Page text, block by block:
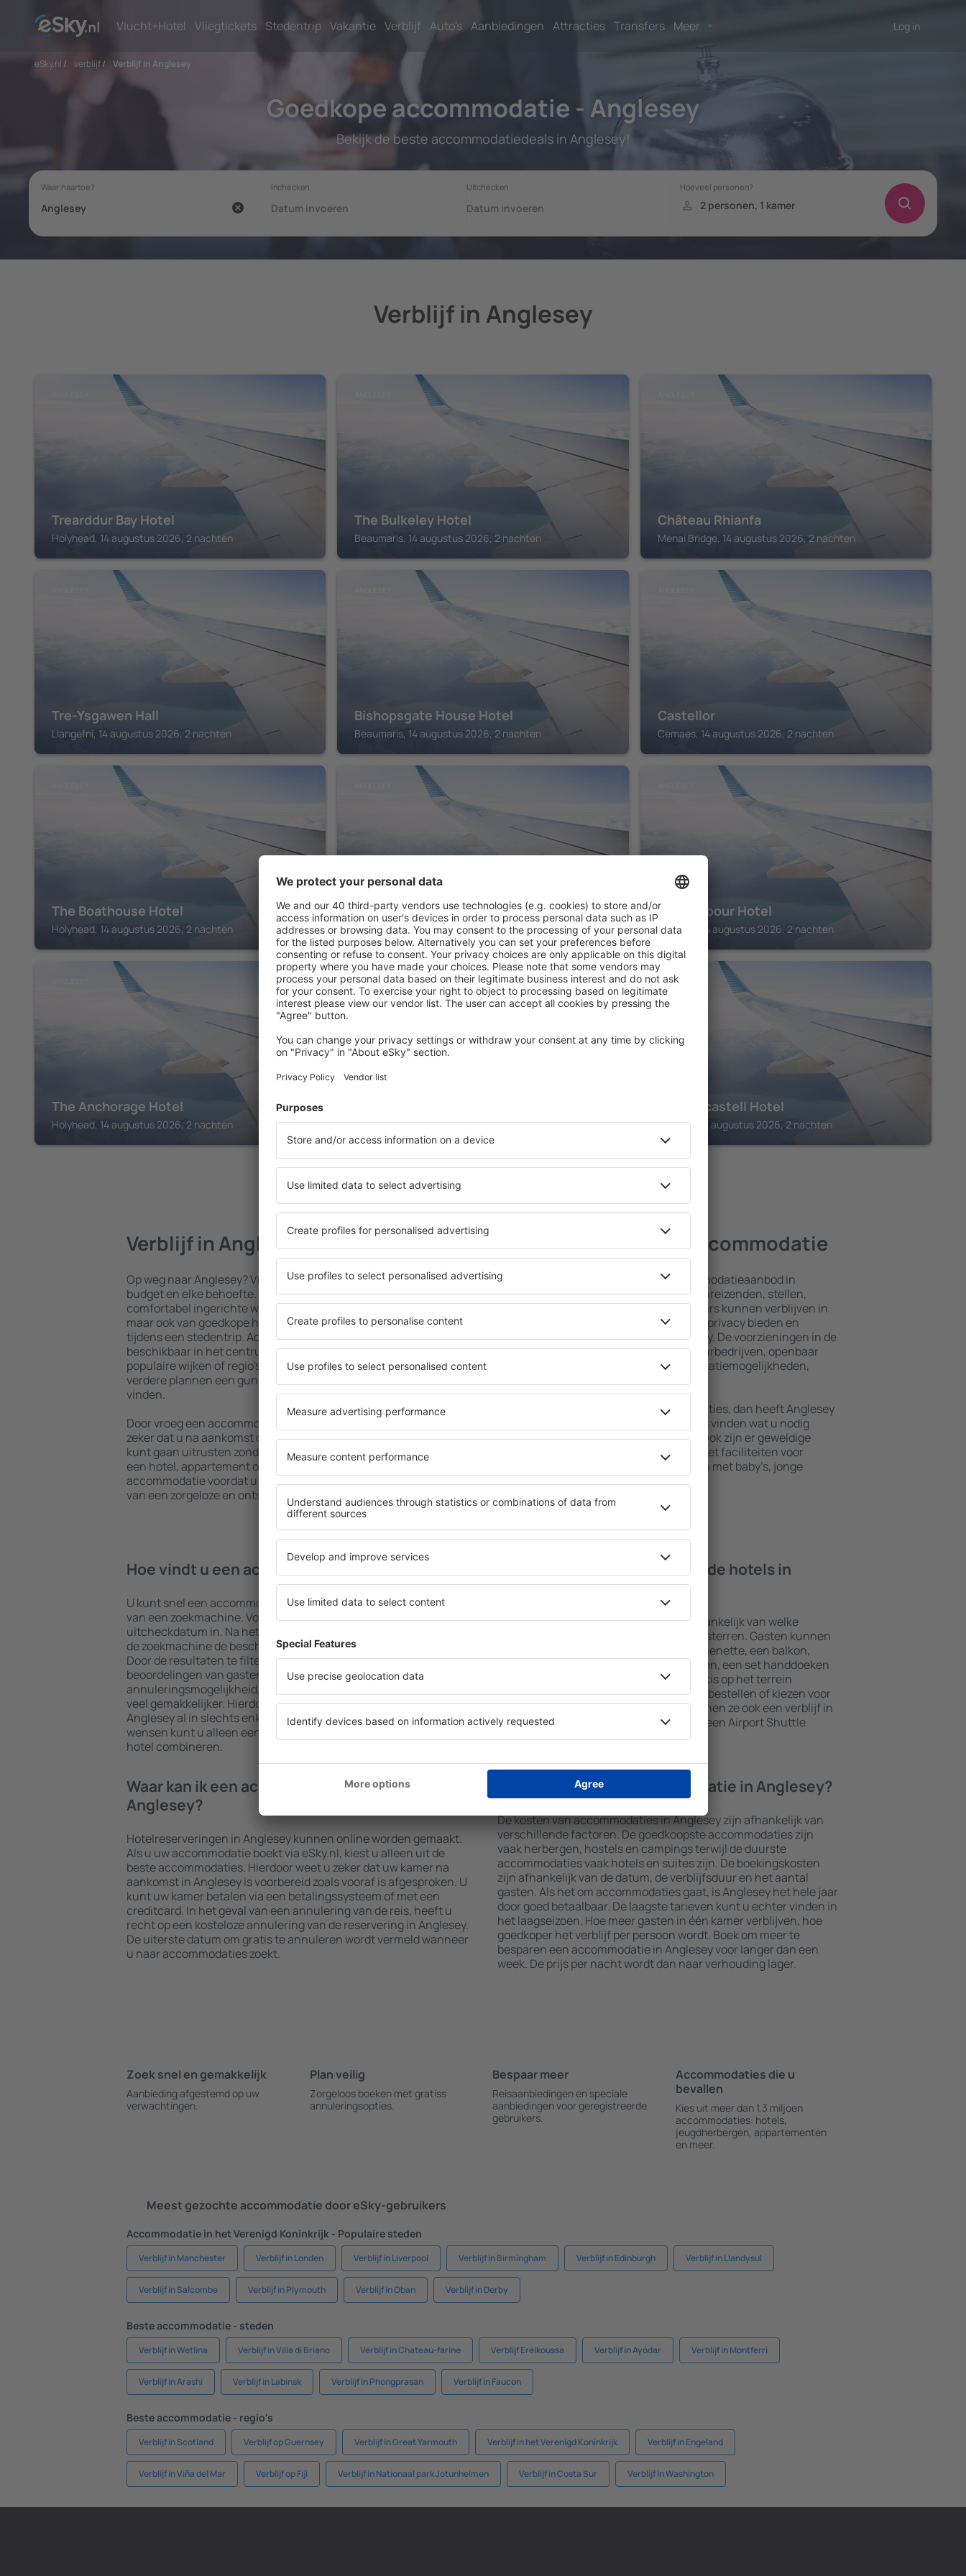
Vlucht+Hotel Vliegtickets Stedentrip Vakantie Verblijf Auto's Aanbiedingen Attracties Transfers Meer Log in
eSky.nl / verblijf/ Verblijf in Anglesey
Goedkope accommodatie - Anglesey
Bekijk de beste accommodatiedeals in Anglesey!
Verblijf in Anglesey
Trearddur Bay Hotel
Holyhead, 14 augustus 2026, 2 nachten
The Bulkeley Hotel
Beaumaris, 14 augustus 2026, 2 nachten
Château Rhianfa
Menai Bridge, 14 augustus 2026, 2 nachten
Tre-Ysgawen Hall
Llangefni, 14 augustus 2026, 2 nachten
Bishopsgate House Hotel
Beaumaris, 14 augustus 2026, 2 nachten
Castellor
Cemaes, 14 augustus 2026, 2 nachten
The Boathouse Hotel
Holyhead, 14 augustus 2026, 2 nachten
The Bull Hotel
Llangefni, 14 augustus 2026, 2 nachten
The Harbour Hotel
Cemaes, 14 augustus 2026, 2 nachten
The Anchorage Hotel
Holyhead, 14 augustus 2026, 2 nachten
ANGLESEY
Holyhead, 14 augustus 2026, 2 nachten
ANGLESEY
The Trecastell Hotel
Amlwch, 14 augustus 2026, 2 nachten
Bekijk meer aanbiedingen in Anglesey
Verblijf in Anglesey
Op weg naar Anglesey? Vind een accommodatie geschikt voor elk
budget en elke behoefte. U kunt gebruik maken van ruim,
comfortabel ingerichte woningen met tal van voorzieningen
maar ook van goedkope hostels om meerdere dagen te verblijven
tijdens een stedentrip. Accommodaties in Anglesey zijn
beschikbaar in het centrum, vlakbij de luchthaven en in minder
populaire wijken of regio's. Hierdoor kunt u afhankelijk van uw
verdere plannen een gunstig gelegen accommodatie in Anglesey
vinden.
Door vroeg een accommodatie in Anglesey te boeken, weet u
zeker dat u na aankomst op uw bestemming, met een gerust hart
kunt gaan uitrusten zonder dat u nog op zoek hoeft te gaan naar
een hotel, appartement of andere accommodatie. Boek uw
accommodatie voordat u Anglesey bezoekt en geniet hierdoor
van een zorgeloze en ontspannen sfeer tijdens uw reis.
Anglesey - de beste accommodatie
U kunt kiezen uit een uitgebreid accommodatieaanbod in
Anglesey, inclusief woningen voor alleenreizenden, stellen,
gezinnen, senioren en groepen. Bezoekers kunnen verblijven in
suites, hotels en pensions die maximale privacy bieden en
gelegen zijn in het centrum van Anglesey. De voorzieningen in de
nabije omgeving, waaronder autoverhuurbedrijven, openbaar
vervoer, winkels, servicepunten en recreatiemogelijkheden,
Als u op zoek bent naar luxe accommodaties, dan heeft Anglesey
u veel te bieden. In deze stad kunt u alles vinden wat u nodig
heeft tijdens uw vakantie of zakenreis. Ook zijn er geweldige
accommodaties in Anglesey te vinden met faciliteiten voor
gehandicapten en voor gasten die reizen met baby’s, jonge
kinderen of huisdieren.
Hoe vindt u een accommodatie in Anglesey?
U kunt snel een accommodatie in Anglesey vinden met behulp
van een zoekmachine. Voer uw bestemming en in- en
uitcheckdatum in. Na het kiezen van het aantal reizigers, toont
de zoekmachine de beschikbare accommodaties in Anglesey.
Door de resultaten te filteren op type faciliteit, het aantal sterren,
beoordelingen van gasten, afstand tot het centrum en gratis
annuleringsmogelijkheid, wordt het zoeken naar accommodaties
veel gemakkelijker. Hierdoor kunt u uw accommodatie in
Anglesey al in slechts enkele minuten vinden. Afhankelijk van uw
wensen kunt u alleen een accommodatie boeken of een vlucht +
hotel combineren.
Welke voorzieningen bieden de hotels in
Anglesey?
Hotelvoorzieningen in Anglesey zijn afhankelijk van welke
accommodatie geboekt is en het aantal sterren. Gasten kunnen
gebruikmaken van kamers met een kitchenette, een balkon,
airconditioning, koffie- en theefaciliteiten, een set handdoeken
en internettoegang. Gasten kunnen gratis op het terrein
parkeren, een maaltijd in het restaurant bestellen of kiezen voor
een hotel met zwembad. Daarnaast kunnen ze ook een verblijf in
Anglesey boeken in accommodaties die een Airport Shuttle
dienst aanbieden.
Waar kan ik een accommodatie boeken in
Anglesey?
Hotelreserveringen in Anglesey kunnen online worden gemaakt.
Als u uw accommodatie boekt via eSky.nl, kiest u alleen uit de
beste accommodaties. Hierdoor weet u zeker dat uw kamer na
aankomst in Anglesey is voorbereid zoals vooraf is afgesproken. U
kunt uw kamer betalen via een betalingssysteem of met een
creditcard. In het geval van een annulering van de reis, heeft u
recht op een kosteloze annulering van de reservering in Anglesey.
De uiterste datum om gratis te annuleren wordt vermeld wanneer
u naar accommodaties zoekt.
Hoeveel kost een accommodatie in Anglesey?
De kosten van accommodaties in Anglesey zijn afhankelijk van
verschillende factoren. De goedkoopste accommodaties zijn
vaak herbergen, hostels en campings terwijl de duurste
accommodaties vaak hotels en suites zijn. De boekingskosten
zijn afhankelijk van de datum, de verblijfsduur en het aantal
gasten. Als het om accommodaties gaat, is Anglesey het hele jaar
door goed betaalbaar. De laagste tarieven kunt u echter vinden in
het laagseizoen. Hoe meer gasten in één kamer verblijven, hoe
goedkoper het verblijf per persoon wordt. Boek om meer te
besparen een accommodatie in Anglesey voor langer dan een
week. De prijs per nacht wordt dan naar verhouding lager.
Zoek snel en gemakkelijk
Aanbieding afgestemd op uw
verwachtingen.
Plan veilig
Zorgeloos boeken met gratiss
annuleringsopties.
Bespaar meer
Reisaanbiedingen en speciale
aanbiedingen voor geregistreerde
gebruikers.
Accommodaties die u
bevallen
Kies uit meer dan 1,3 miljoen
accommodaties: hotels,
jeugdherbergen, appartementen
en meer.
Meest gezochte accommodatie door eSky-gebruikers
Accommodatie in het Verenigd Koninkrijk - Populaire steden
Verblijf in Manchester Verblijf in Londen Verblijf in Liverpool Verblijf in Birmingham Verblijf in Edinburgh Verblijf in Llandysul
Verblijf in Salcombe Verblijf in Plymouth Verblijf in Oban Verblijf in Derby
Beste accommodatie - steden
Verblijf in Wetlina Verblijf in Villa di Briano Verblijf in Chateau-farine Verblijf Ereikoussa Verblijf in Ayódar Verblijf in Montferri
Verblijf in Arashi Verblijf in Labinsk Verblijf in Phongprasan Verblijf in Faucon
Beste accommodatie - regio's
Verblijf in Scotland Verblijf op Guernsey Verblijf in Great Yarmouth Verblijf in het Verenigd Koninkrijk Verblijf in Engeland
Verblijf in Viña del Mar Verblijf op Fiji Verblijf in Nationaal park Jotunheimen Verblijf in Costa Sur Verblijf in Washington